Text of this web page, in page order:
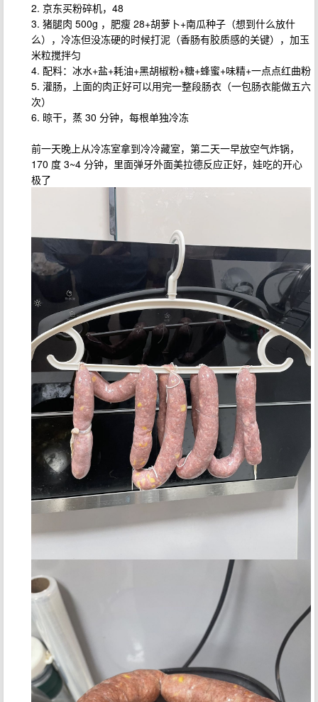
2. 京东买粉碎机，48
3. 猪腿肉 500g ，肥瘦 28+胡萝卜+南瓜种子（想到什么放什
么），冷冻但没冻硬的时候打泥（香肠有胶质感的关键），加玉
米粒搅拌匀
4. 配料：冰水+盐+耗油+黑胡椒粉+糖+蜂蜜+味精+一点点红曲粉
5. 灌肠，上面的肉正好可以用完一整段肠衣（一包肠衣能做五六
次）
6. 晾干，蒸 30 分钟，每根单独冷冻
前一天晚上从冷冻室拿到冷冷藏室，第二天一早放空气炸锅，
170 度 3~4 分钟，里面弹牙外面美拉德反应正好，娃吃的开心
极了